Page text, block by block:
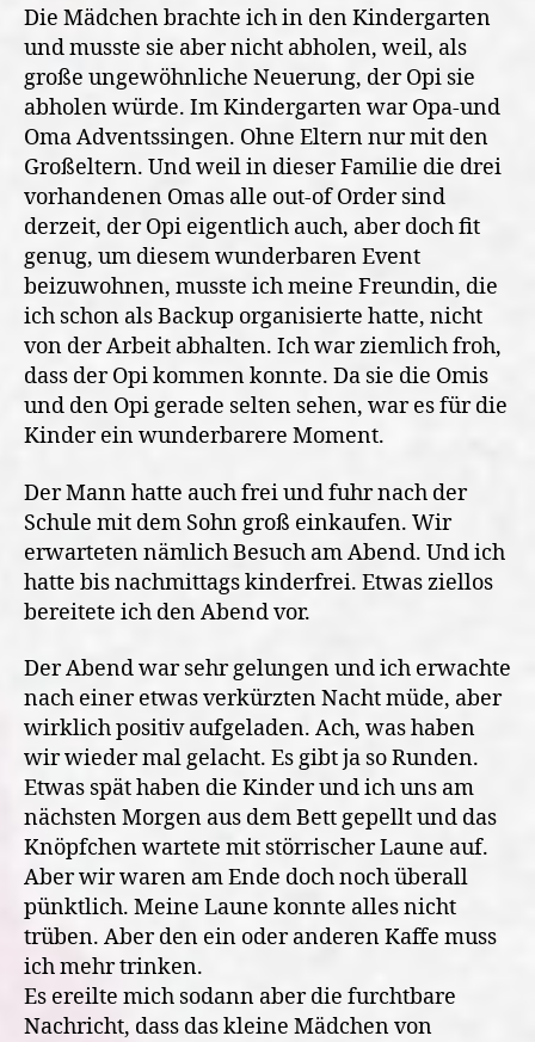
Die Mädchen brachte ich in den Kindergarten
und musste sie aber nicht abholen, weil, als
große ungewöhnliche Neuerung, der Opi sie
abholen würde. Im Kindergarten war Opa-und
Oma Adventssingen. Ohne Eltern nur mit den
Großeltern. Und weil in dieser Familie die drei
vorhandenen Omas alle out-of Order sind
derzeit, der Opi eigentlich auch, aber doch fit
genug, um diesem wunderbaren Event
beizuwohnen, musste ich meine Freundin, die
ich schon als Backup organisierte hatte, nicht
von der Arbeit abhalten. Ich war ziemlich froh,
dass der Opi kommen konnte. Da sie die Omis
und den Opi gerade selten sehen, war es für die
Kinder ein wunderbarere Moment.
Der Mann hatte auch frei und fuhr nach der
Schule mit dem Sohn groß einkaufen. Wir
erwarteten nämlich Besuch am Abend. Und ich
hatte bis nachmittags kinderfrei. Etwas ziellos
bereitete ich den Abend vor.
Der Abend war sehr gelungen und ich erwachte
nach einer etwas verkürzten Nacht müde, aber
wirklich positiv aufgeladen. Ach, was haben
wir wieder mal gelacht. Es gibt ja so Runden.
Etwas spät haben die Kinder und ich uns am
nächsten Morgen aus dem Bett gepellt und das
Knöpfchen wartete mit störrischer Laune auf.
Aber wir waren am Ende doch noch überall
pünktlich. Meine Laune konnte alles nicht
trüben. Aber den ein oder anderen Kaffe muss
ich mehr trinken.
Es ereilte mich sodann aber die furchtbare
Nachricht, dass das kleine Mädchen von